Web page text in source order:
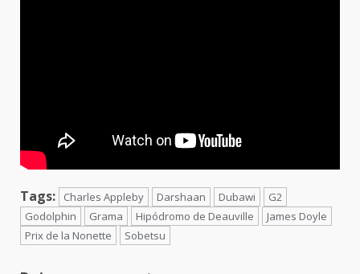
Tags: Charles Appleby Darshaan Dubawi
G2
Godolphin
Grama Hipódromo de Deauville
James Doyle
Prix de la Nonette
Sobetsu